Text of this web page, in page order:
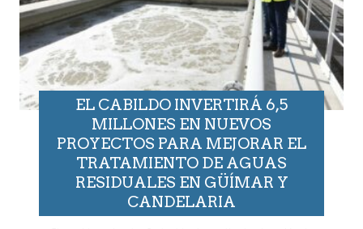
EL CABILDO INVERTIRÁ 6,5
MILLONES EN NUEVOS
PROYECTOS PARA MEJORAR EL
TRATAMIENTO DE AGUAS
RESIDUALES EN GÜÍMAR Y
CANDELARIA